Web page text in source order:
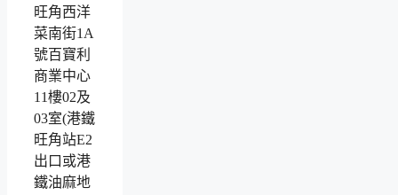
旺角西洋
菜南街1A
號百寶利
商業中心
11樓02及
03室(港鐵
旺角站E2
出口或港
鐵油麻地